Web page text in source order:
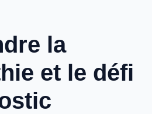
la
et le défi